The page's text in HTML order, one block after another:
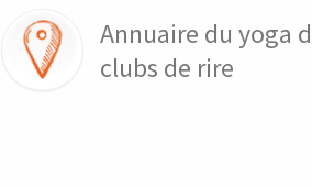
Annuaire du yoga
clubs de rire